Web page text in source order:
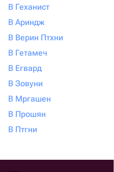
В Геханист
В Ариндж
В Верин Птхни
В Гетамеч
В Егвард
В Зовуни
В Мргашен
В Прошян
В Птгни